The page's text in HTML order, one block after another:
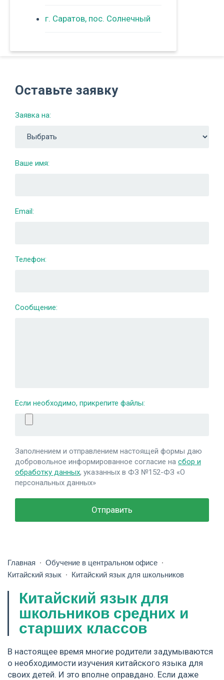
г. Саратов, пос. Солнечный
Оставьте заявку
Заявка на:
Ваше имя:
Email:
Телефон:
Сообщение:
Если необходимо, прикрепите файлы:
Заполнением и отправлением настоящей формы даю
добровольное информированное согласие на сбор и
обработку данных, указанных в ФЗ №152-ФЗ «О
персональных данных»
Главная
Обучение в центральном офисе
Китайский язык
Китайский язык для школьников
Китайский язык для
школьников средних и
старших классов
В настоящее время многие родители задумываются
о необходимости изучения китайского языка для
своих детей. И это вполне оправдано. Если даже